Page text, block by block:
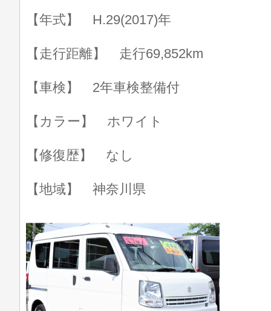
【年式】 H.29(2017)年
【走行距離】 走行69,852km
【車検】 2年車検整備付
【カラー】 ホワイト
【修復歴】 なし
【地域】 神奈川県